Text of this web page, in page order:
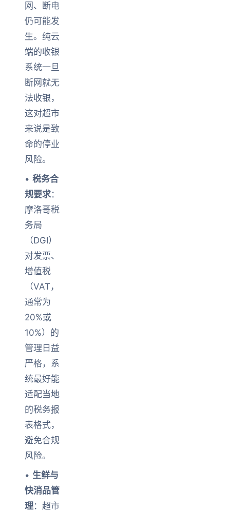
网、断电
仍可能发
生。纯云
端的收银
系统一旦
断网就无
法收银，
这对超市
来说是致
命的停业
风险。
• 税务合
规要求：
摩洛哥税
务局
（DGI）
对发票、
增值税
（VAT，
通常为
20%或
10%）的
管理日益
严格，系
统最好能
适配当地
的税务报
表格式，
避免合规
风险。
• 生鲜与
快消品管
理：超市